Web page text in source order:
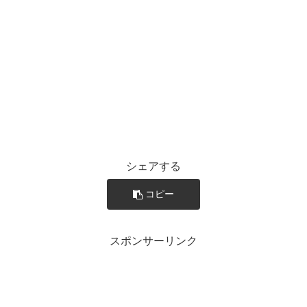
シェアする
コピー
スポンサーリンク